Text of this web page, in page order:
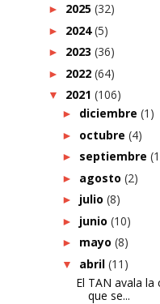
► 2025 (32)
► 2024(5)
► 2023 (36)
► 2022 (64)
▼ 2021 (106)
► diciembre (1)
► octubre (4)
► septiembre
► agosto (2)
► julio (8)
► junio (10)
► mayo (8)
▼ abril (11)
El TAN avala
que se...